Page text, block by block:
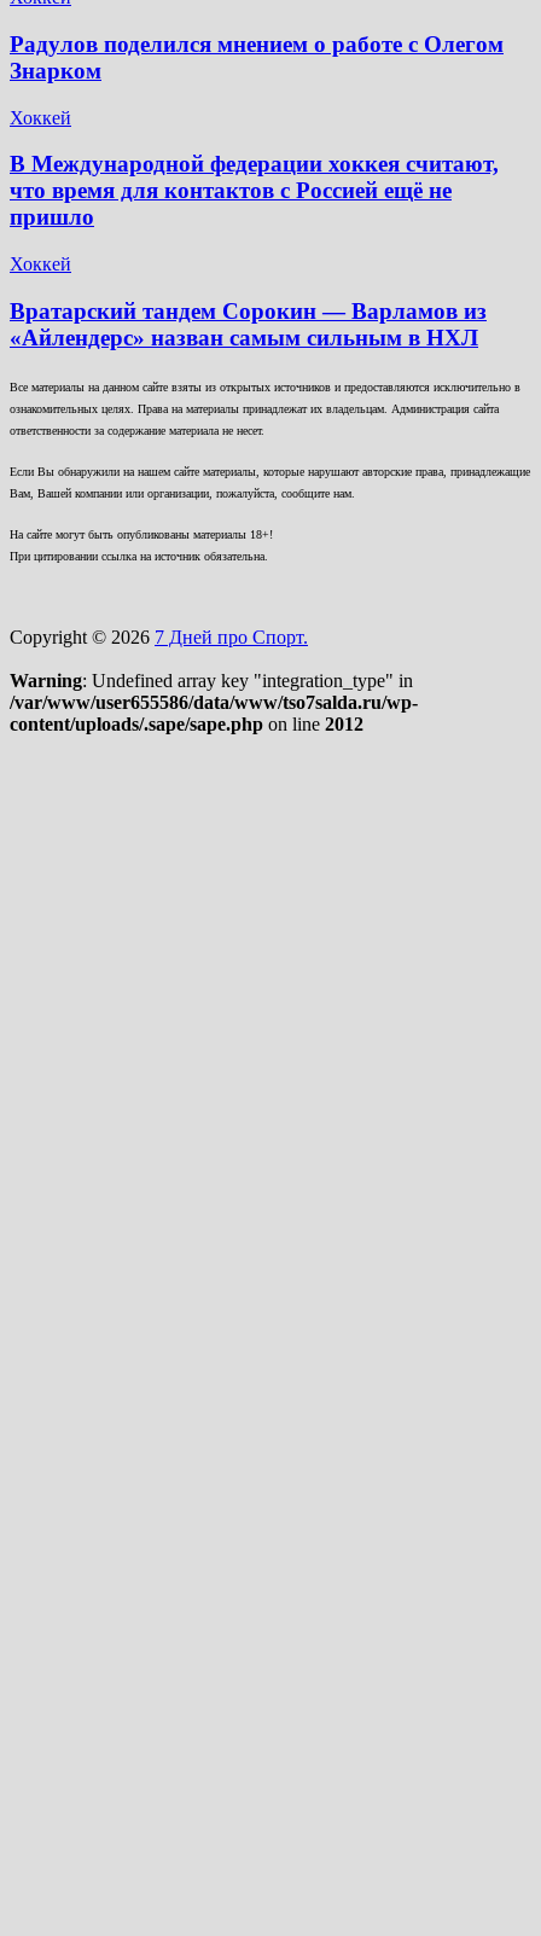
Радулов поделился мнением о работе с Олегом
Знарком
Хоккей
В Международной федерации хоккея считают,
что время для контактов с Россией ещё не
пришло
Хоккей
Вратарский тандем Сорокин — Варламов из
«Айлендерс» назван самым сильным в НХЛ
Все материалы на данном сайте взяты из открытых источников и предоставляются исключительно в
ознакомительных целях. Права на материалы принадлежат их владельцам. Администрация сайта
ответственности за содержание материала не несет.
Если Вы обнаружили на нашем сайте материалы, которые нарушают авторские права, принадлежащие
Вам, Вашей компании или организации, пожалуйста, сообщите нам.
На сайте могут быть опубликованы материалы 18+!
При цитировании ссылка на источник обязательна.
Copyright © 2026 7 Дней про Спорт.
Warning: Undefined array key "integration_type" in
/var/www/user655586/data/www/tso7salda.ru/wp-
content/uploads/.sape/sape.php on line 2012